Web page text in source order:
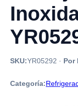
SKU:YR05292 · Por
Categoría: